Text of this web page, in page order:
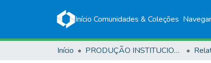
Início Comunidades & Coleções Navegar
Início PRODUÇÃO INSTITUCIONAL